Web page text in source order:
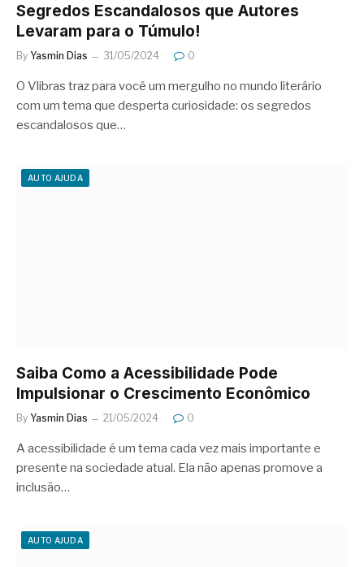
Segredos Escandalosos que Autores
Levaram para o Túmulo!
By Yasmin Dias 31/05/2024 0
O Vlibras traz para você um mergulho no mundo literário
com um tema que desperta curiosidade: os segredos
escandalosos que…
AUTO AJUDA
Saiba Como a Acessibilidade Pode
Impulsionar o Crescimento Econômico
By Yasmin Dias 21/05/2024 0
A acessibilidade é um tema cada vez mais importante e
presente na sociedade atual. Ela não apenas promove a
inclusão…
AUTO AJUDA